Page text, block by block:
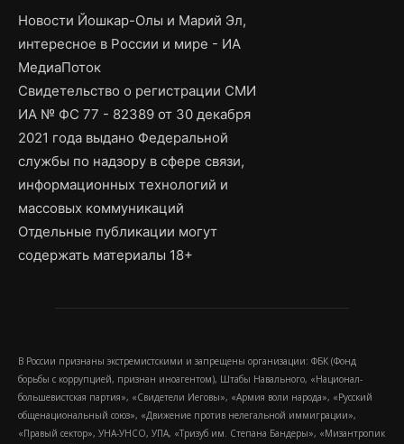
Новости Йошкар-Олы и Марий Эл,
интересное в России и мире - ИА
МедиаПоток
Свидетельство о регистрации СМИ
ИА № ФС 77 - 82389 от 30 декабря
2021 года выдано Федеральной
службы по надзору в сфере связи,
информационных технологий и
массовых коммуникаций
Отдельные публикации могут
содержать материалы 18+
В России признаны экстремистскими и запрещены организации: ФБК (Фонд
борьбы с коррупцией, признан иноагентом), Штабы Навального, «Национал-
большевистская партия», «Свидетели Иеговы», «Армия воли народа», «Русский
общенациональный союз», «Движение против нелегальной иммиграции»,
«Правый сектор», УНА-УНСО, УПА, «Тризуб им. Степана Бандеры», «Мизантропик